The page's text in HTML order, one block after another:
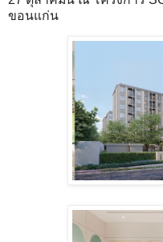
ขอนแก่น